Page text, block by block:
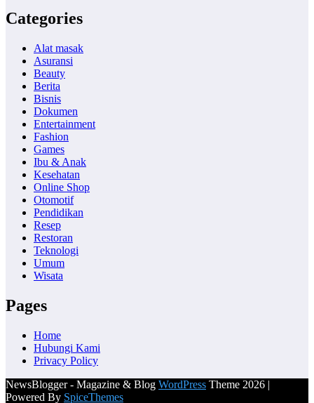
Categories
Alat masak
Asuransi
Beauty
Berita
Bisnis
Dokumen
Entertainment
Fashion
Games
Ibu & Anak
Kesehatan
Online Shop
Otomotif
Pendidikan
Resep
Restoran
Teknologi
Umum
Wisata
Pages
Home
Hubungi Kami
Privacy Policy
NewsBlogger - Magazine & Blog WordPress Theme 2026 |
Powered By SpiceThemes